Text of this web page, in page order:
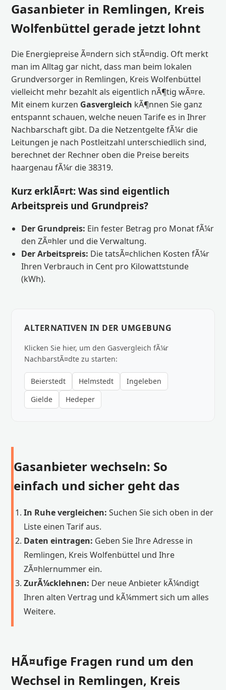
Gasanbieter in Remlingen, Kreis
Wolfenbüttel gerade jetzt lohnt
Die Energiepreise Ã¤ndern sich stÃ¤ndig. Oft merkt
man im Alltag gar nicht, dass man beim lokalen
Grundversorger in Remlingen, Kreis Wolfenbüttel
vielleicht mehr bezahlt als eigentlich nÃ¶tig wÃ¤re.
Mit einem kurzen Gasvergleich kÃ¶nnen Sie ganz
entspannt schauen, welche neuen Tarife es in Ihrer
Nachbarschaft gibt. Da die Netzentgelte fÃ¼r die
Leitungen je nach Postleitzahl unterschiedlich sind,
berechnet der Rechner oben die Preise bereits
haargenau fÃ¼r die 38319.
Kurz erklÃ¤rt: Was sind eigentlich
Arbeitspreis und Grundpreis?
Der Grundpreis: Ein fester Betrag pro Monat fÃ¼r
den ZÃ¤hler und die Verwaltung.
Der Arbeitspreis: Die tatsÃ¤chlichen Kosten fÃ¼r
Ihren Verbrauch in Cent pro Kilowattstunde
(kWh).
ALTERNATIVEN IN DER UMGEBUNG
Klicken Sie hier, um den Gasvergleich fÃ¼r
NachbarstÃ¤dte zu starten:
Beierstedt Helmstedt
Ingeleben
Gielde
Hedeper
Gasanbieter wechseln: So
einfach und sicher geht das
In Ruhe vergleichen: Suchen Sie sich oben in der
Liste einen Tarif aus.
Daten eintragen: Geben Sie Ihre Adresse in
Remlingen, Kreis Wolfenbüttel und Ihre
ZÃ¤hlernummer ein.
ZurÃ¼cklehnen: Der neue Anbieter kÃ¼ndigt
Ihren alten Vertrag und kÃ¼mmert sich um alles
Weitere.
HÃ¤ufige Fragen rund um den
Wechsel in Remlingen, Kreis